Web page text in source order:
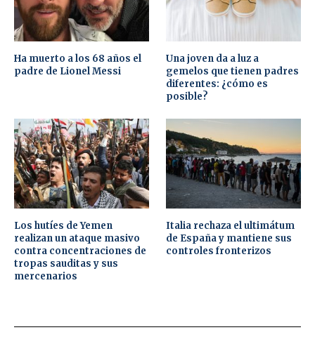
Ha muerto a los 68 años el
padre de Lionel Messi
Una joven da a luz a
gemelos que tienen padres
diferentes: ¿cómo es
posible?
Los hutíes de Yemen
realizan un ataque masivo
contra concentraciones de
tropas sauditas y sus
mercenarios
Italia rechaza el ultimátum
de España y mantiene sus
controles fronterizos